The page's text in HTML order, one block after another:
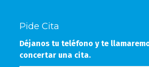
Pide Cita
Déjanos tu teléfono y te
concertar una cita.